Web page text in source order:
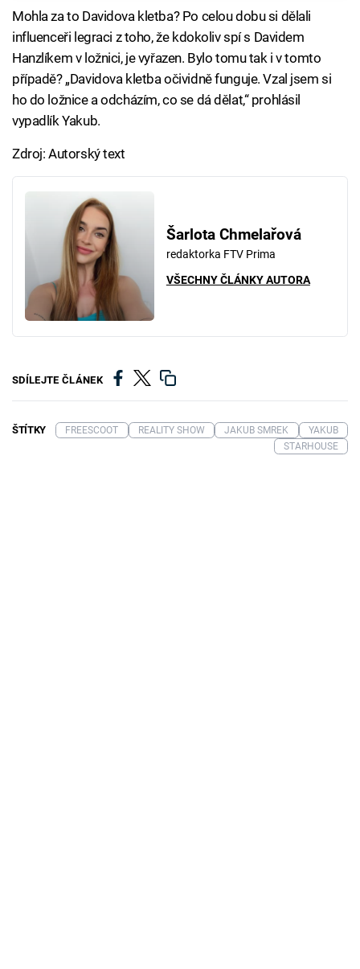
Mohla za to Davidova kletba? Po celou dobu si dělali
influenceři legraci z toho, že kdokoliv spí s Davidem
Hanzlíkem v ložnici, je vyřazen. Bylo tomu tak i v tomto
případě? „Davidova kletba očividně funguje. Vzal jsem si
ho do ložnice a odcházím, co se dá dělat,“ prohlásil
vypadlík Yakub.
Zdroj: Autorský text
Šarlota Chmelařová
redaktorka FTV Prima
VŠECHNY ČLÁNKY AUTORA
SDÍLEJTE ČLÁNEK
ŠTÍTKY FREESCOOT REALITY SHOW JAKUB SMREK
YAKUB
STARHOUSE